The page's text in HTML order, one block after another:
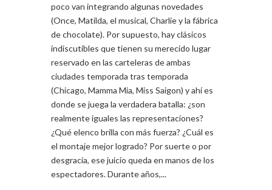
poco van integrando algunas novedades
(Once, Matilda, el musical, Charlie y la fábrica
de chocolate). Por supuesto, hay clásicos
indiscutibles que tienen su merecido lugar
reservado en las carteleras de ambas
ciudades temporada tras temporada
(Chicago, Mamma Mia, Miss Saigon) y ahí es
donde se juega la verdadera batalla: ¿son
realmente iguales las representaciones?
¿Qué elenco brilla con más fuerza? ¿Cuál es
el montaje mejor logrado? Por suerte o por
desgracia, ese juicio queda en manos de los
espectadores. Durante años,...